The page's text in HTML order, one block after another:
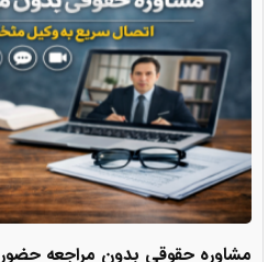
مشاوره حقوقی بدون مراجعه